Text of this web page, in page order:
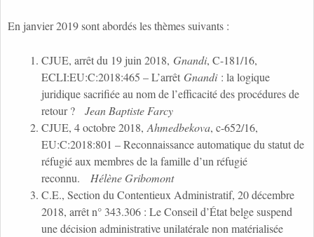
En janvier 2019 sont abordés les thèmes suivants :
CJUE, arrêt du 19 juin 2018, Gnandi, C-181/16,
ECLI:EU:C:2018:465 – L’arrêt Gnandi : la logique
juridique sacrifiée au nom de l’efficacité des procédures de
retour ? Jean Baptiste Farcy
CJUE, 4 octobre 2018, Ahmedbekova, c-652/16,
EU:C:2018:801 – Reconnaissance automatique du statut de
réfugié aux membres de la famille d’un réfugié
reconnu.
Hélène Gribomont
C.E., Section du Contentieux Administratif, 20 décembre
2018, arrêt n° 343.306 : Le Conseil d’État belge suspend
une décision administrative unilatérale non matérialisée